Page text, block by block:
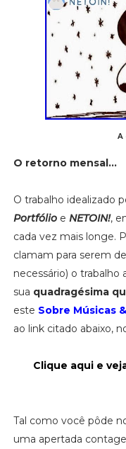
A
O retorno mensal...
O trabalho idealizado
Portfólioe NETOIN!,
cada vez mais longe.
clamam para serem
necessário) o trabalho
sua quadragésima
este Sobre Músicas
ao link citado abaixo,
Clique aqui e
Tal como você pôde
uma apertada